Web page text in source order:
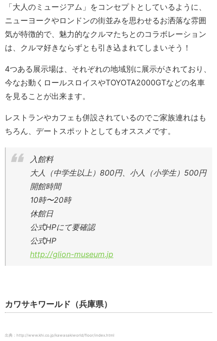
「大人のミュージアム」をコンセプトとしているように、
ニューヨークやロンドンの街並みを思わせるお洒落な雰囲
気が特徴的で、魅力的なクルマたちとのコラボレーション
は、クルマ好きならずとも引き込まれてしまいそう！
4つある展示場は、それぞれの地域別に展示がされており、
今なお動くロールスロイスやTOYOTA2000GTなどの名車
を見ることが出来ます。
レストランやカフェも併設されているのでご家族連れはも
ちろん、デートスポットとしてもオススメです。
入館料
大人（中学生以上）800円、小人（小学生）500円
開館時間
10時〜20時
休館日
公式HPにて要確認
公式HP
http://glion-museum.jp
カワサキワールド（兵庫県）
出典：http://www.khi.co.jp/kawasakiworld/floor/index.html